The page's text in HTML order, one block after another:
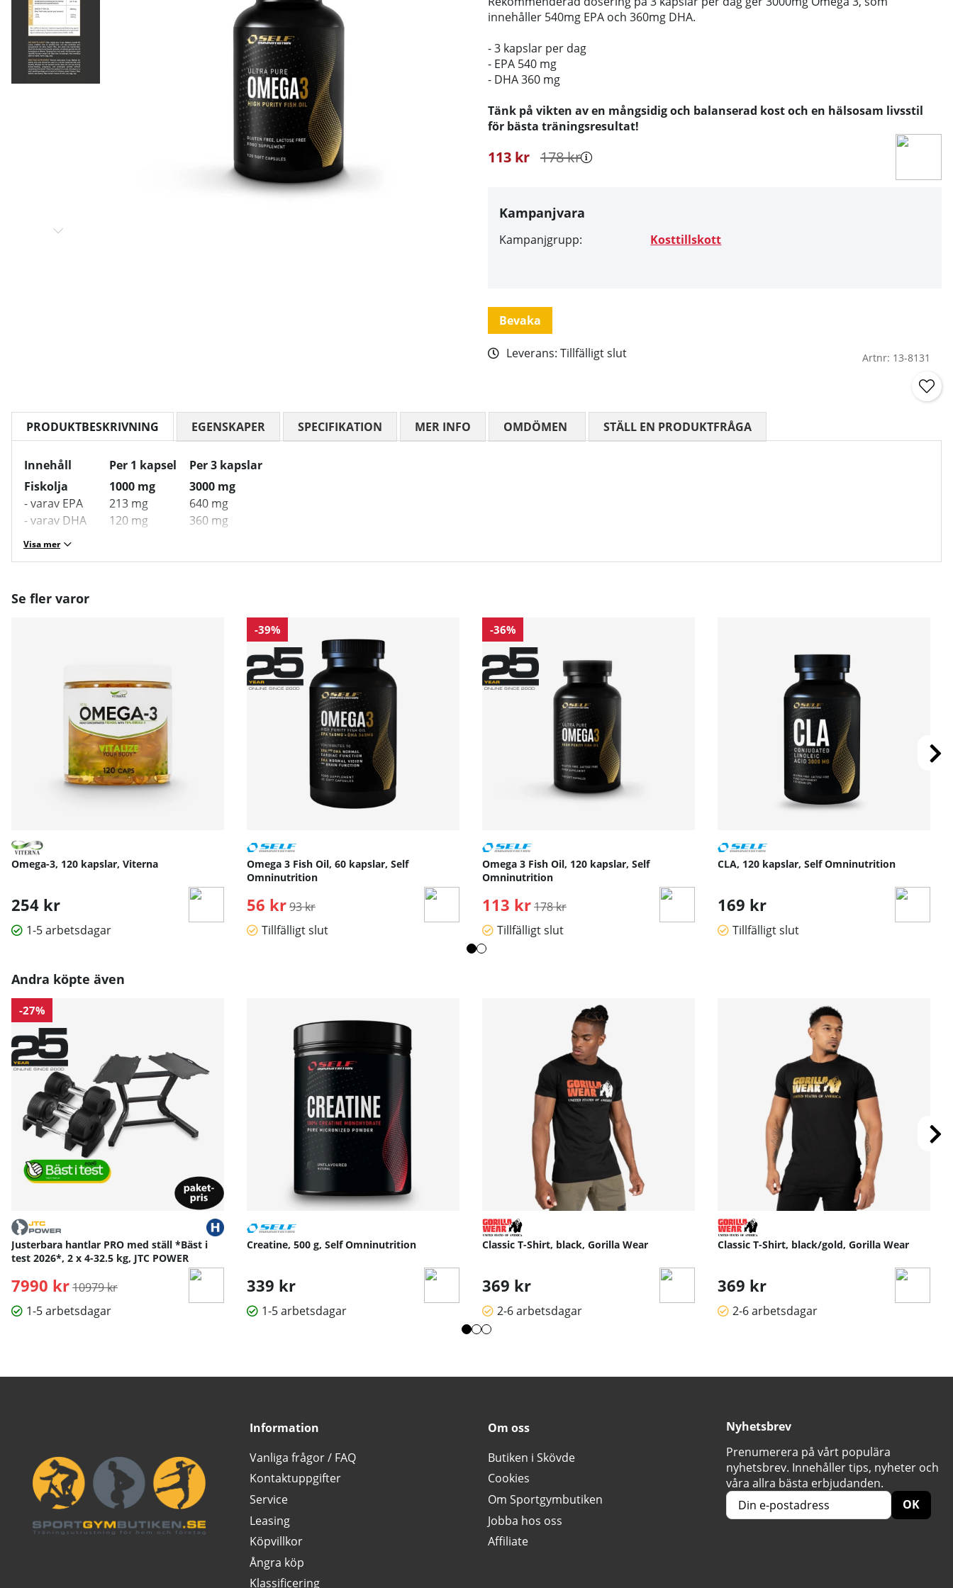
innehåller 540mg EPA och 360mg DHA.
- 3 kapslar per dag
- EPA 540 mg
- DHA 360 mg
Tänk på vikten av en mångsidig och balanserad kost och en hälsosam livsstil
för bästa träningsresultat!
178kr
113 kr
Kampanjvara
Kampanjgrupp: Kosttillskott
Bevaka
Leverans: Tillfälligt slut Artnr: 13-8131
PRODUKTBESKRIVNING
Innehåll Per 1 kapsel
Per 3 kapslar
Fiskolja
1000 mg
3000 mg
- varav EPA
213 mg
640 mg
- varav DHA
120 mg 360 mg
Visa mer
EGENSKAPER SPECIFIKATION MER INFO OMDÖMEN MEDELBETYG 0 AV 5 ANTAL BETYG 0
STÄLL EN PRODUKTFRÅGA
Se fler varor
Omega-3, 120 kapslar, Viterna
254 kr
1-5 arbetsdagar
-39%
Omega 3 Fish Oil, 60 kapslar, Self
Omninutrition
56 kr Ordinarie pris:
93 kr
Tillfälligt slut
-36%
Omega 3 Fish Oil, 120 kapslar, Self
Omninutrition
113 kr Ordinarie pris:
178 kr
Tillfälligt slut
CLA, 120 kapslar, Self Omninutrition
169 kr
Tillfälligt slut
Andra köpte även
-27%
Justerbara hantlar PRO med ställ *Bäst i
test 2026*, 2 x 4-32.5 kg, JTC POWER
7990 kr Ordinarie pris:
10979 kr
1-5 arbetsdagar
Creatine, 500 g, Self Omninutrition
339 kr
1-5 arbetsdagar
Classic T-Shirt, black, Gorilla Wear
369 kr
2-6 arbetsdagar
Classic T-Shirt, black/gold, Gorilla Wear
369 kr
2-6 arbetsdagar
Information
Vanliga frågor / FAQ
Kontaktuppgifter
Service
Leasing
Köpvillkor
Ångra köp
Klassificering
Om oss
Butiken i Skövde
Cookies
Om Sportgymbutiken
Jobba hos oss
Affiliate
Nyhetsbrev
Prenumerera på vårt populära
nyhetsbrev. Innehåller tips, nyheter och
våra allra bästa erbjudanden.
OK